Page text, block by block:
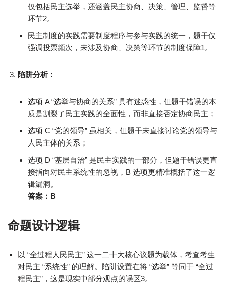
仅包括民主选举，还涵盖民主协商、决策、管理、监督等
环节2。
民主制度的实践需要制度程序与参与实践的统一，题干仅
强调投票频次，未涉及协商、决策等环节的制度保障1。
陷阱分析：
选项 A “选举与协商的关系” 具有迷惑性，但题干错误的本
质是割裂了民主实践的全面性，而非直接否定协商民主；
选项 C “党的领导” 虽相关，但题干未直接讨论党的领导与
人民主体的关系；
选项 D “基层自治” 是民主实践的一部分，但题干错误更直
接指向对民主系统性的忽视，B 选项更精准概括了这一逻
辑漏洞。
答案：B
命题设计逻辑
以 “全过程人民民主” 这一二十大核心议题为载体，考查考生
对民主 “系统性” 的理解。陷阱设置在将 “选举” 等同于 “全过
程民主”，这是现实中部分观点的误区3。